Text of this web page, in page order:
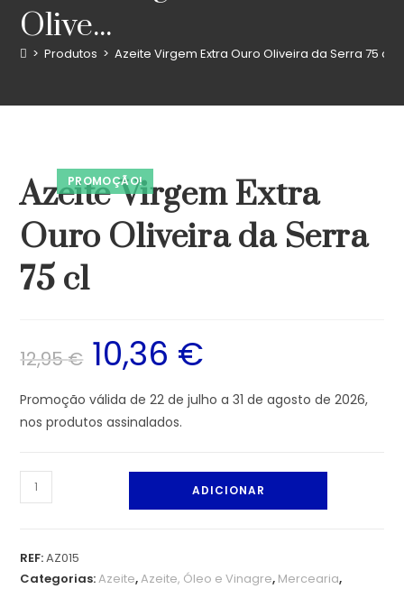
Olive...
> Produtos > Azeite Virgem Extra Ouro Oliveira da Serra 75 cl
PROMOÇÃO!
Azeite Virgem Extra
Ouro Oliveira da Serra
75 cl
12,95€ 10,36 €
Promoção válida de 22 de julho a 31 de agosto de 2026,
nos produtos assinalados.
ADICIONAR
REF:AZ015
Categorias:Azeite,Azeite, Óleo e Vinagre, Mercearia,